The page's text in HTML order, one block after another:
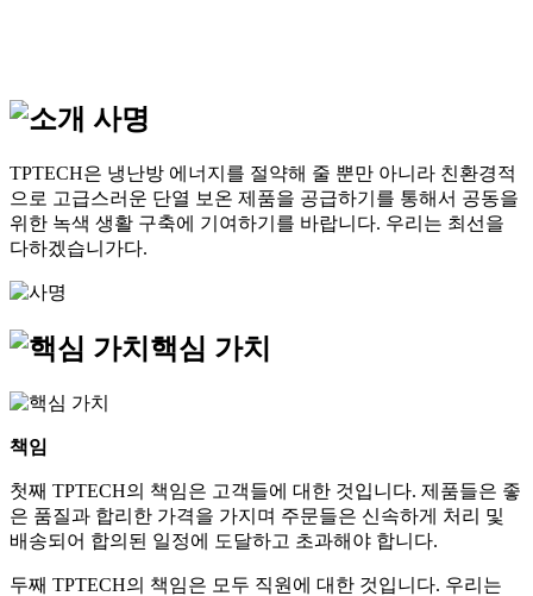
사명
TPTECH은 냉난방 에너지를 절약해 줄 뿐만 아니라 친환경적
으로 고급스러운 단열 보온 제품을 공급하기를 통해서 공동을
위한 녹색 생활 구축에 기여하기를 바랍니다. 우리는 최선을
다하겠습니가다.
핵심 가치
책임
첫째 TPTECH의 책임은 고객들에 대한 것입니다. 제품들은 좋
은 품질과 합리한 가격을 가지며 주문들은 신속하게 처리 및
배송되어 합의된 일정에 도달하고 초과해야 합니다.
두째 TPTECH의 책임은 모두 직원에 대한 것입니다. 우리는